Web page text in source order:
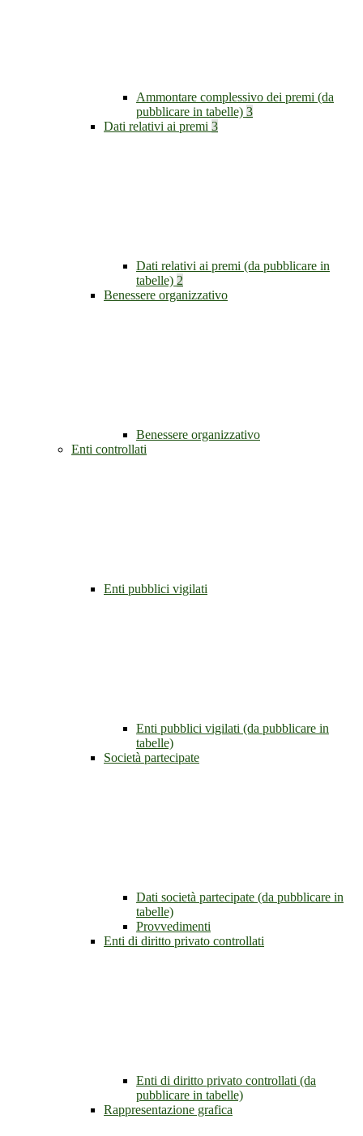
Ammontare complessivo dei premi (da
pubblicare in tabelle) 3
Dati relativi ai premi 3
Dati relativi ai premi (da pubblicare in
tabelle) 2
Benessere organizzativo
Benessere organizzativo
Enti controllati
Enti pubblici vigilati
Enti pubblici vigilati (da pubblicare in
tabelle)
Società partecipate
Dati società partecipate (da pubblicare in
tabelle)
Provvedimenti
Enti di diritto privato controllati
Enti di diritto privato controllati (da
pubblicare in tabelle)
Rappresentazione grafica